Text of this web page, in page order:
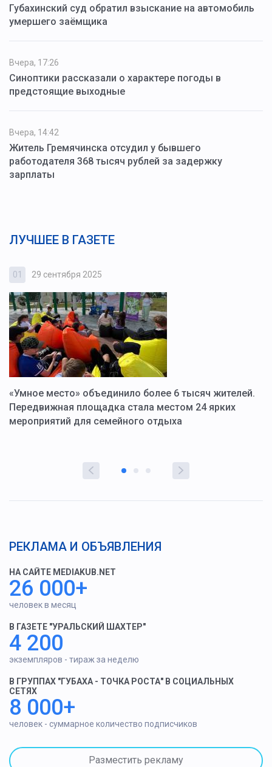
Губахинский суд обратил взыскание на автомобиль
умершего заёмщика
Вчера, 17:26
Синоптики рассказали о характере погоды в
предстоящие выходные
Вчера, 14:42
Житель Гремячинска отсудил у бывшего
работодателя 368 тысяч рублей за задержку
зарплаты
ЛУЧШЕЕ В ГАЗЕТЕ
01 29 сентября 2025
«Умное место» объединило более 6 тысяч жителей.
Передвижная площадка стала местом 24 ярких
мероприятий для семейного отдыха
РЕКЛАМА И ОБЪЯВЛЕНИЯ
НА САЙТЕ MEDIAKUB.NET
26 000+
человек в месяц
В ГАЗЕТЕ "УРАЛЬСКИЙ ШАХТЕР"
4 200
экземпляров - тираж за неделю
В ГРУППАХ "ГУБАХА - ТОЧКА РОСТА" В СОЦИАЛЬНЫХ
СЕТЯХ
8 000+
человек - суммарное количество подписчиков
Разместить рекламу